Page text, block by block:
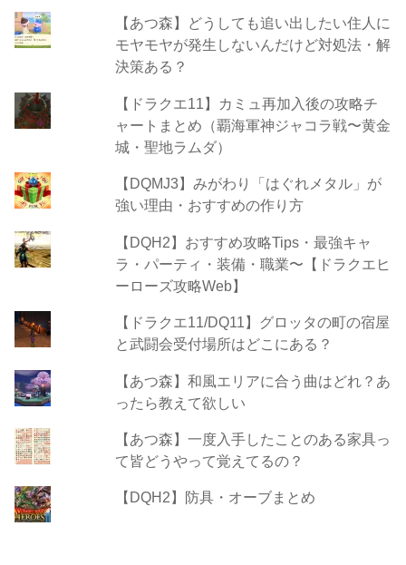
【あつ森】どうしても追い出したい住人に
モヤモヤが発生しないんだけど対処法・解
決策ある？
【ドラクエ11】カミュ再加入後の攻略チ
ャートまとめ（覇海軍神ジャコラ戦〜黄金
城・聖地ラムダ）
【DQMJ3】みがわり「はぐれメタル」が
強い理由・おすすめの作り方
【DQH2】おすすめ攻略Tips・最強キャ
ラ・パーティ・装備・職業〜【ドラクエヒ
ーローズ攻略Web】
【ドラクエ11/DQ11】グロッタの町の宿屋
と武闘会受付場所はどこにある？
【あつ森】和風エリアに合う曲はどれ？あ
ったら教えて欲しい
【あつ森】一度入手したことのある家具っ
て皆どうやって覚えてるの？
【DQH2】防具・オーブまとめ